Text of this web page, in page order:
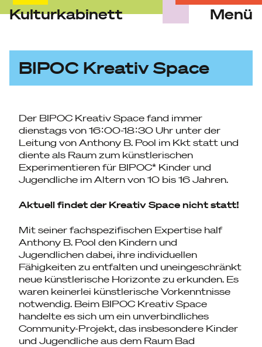
content
Kulturkabinett Menü
BIPOC Kreativ Space
Der BIPOC Kreativ Space fand immer
dienstags von 16:00-18:30 Uhr unter der
Leitung von Anthony B. Pool im Kkt statt und
diente als Raum zum künstlerischen
Experimentieren für BIPOC* Kinder und
Jugendliche im Altern von 10 bis 16 Jahren.
Aktuell findet der Kreativ Space nicht statt!
Mit seiner fachspezifischen Expertise half
Anthony B. Pool den Kindern und
Jugendlichen dabei, ihre individuellen
Fähigkeiten zu entfalten und uneingeschränkt
neue künstlerische Horizonte zu erkunden. Es
waren keinerlei künstlerische Vorkenntnisse
notwendig. Beim BIPOC Kreativ Space
handelte es sich um ein unverbindliches
Community-Projekt, das insbesondere Kinder
und Jugendliche aus dem Raum Bad